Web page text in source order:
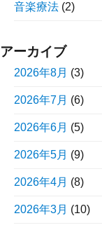
音楽療法 (2)
アーカイブ
2026年8月 (3)
2026年7月 (6)
2026年6月 (5)
2026年5月 (9)
2026年4月 (8)
2026年3月 (10)